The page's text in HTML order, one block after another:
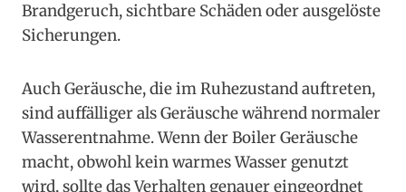
Brandgeruch, sichtbare Schäden oder ausgelöste
Sicherungen.
Auch Geräusche, die im Ruhezustand auftreten,
sind auffälliger als Geräusche während normaler
Wasserentnahme. Wenn der Boiler Geräusche
macht, obwohl kein warmes Wasser genutzt
wird, sollte das Verhalten genauer eingeordnet